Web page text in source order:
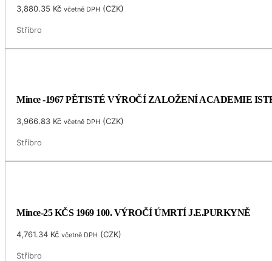
3,880.35 Kč včetně DPH (CZK)
Stříbro
Mince -1967 PĚTISTÉ VÝROČÍ ZALOŽENÍ ACADEMIE
3,966.83 Kč včetně DPH (CZK)
Stříbro
Mince-25 KČS 1969 100. VÝROČÍ ÚMRTÍ J.E.PURKYNĚ
4,761.34 Kč včetně DPH (CZK)
Stříbro